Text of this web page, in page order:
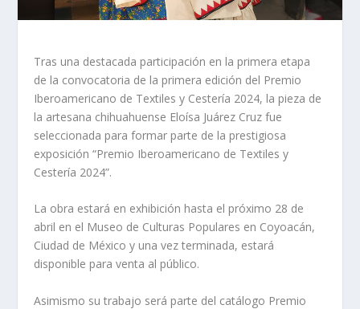
Tras una destacada participación en la primera etapa
de la convocatoria de la primera edición del Premio
Iberoamericano de Textiles y Cestería 2024, la pieza de
la artesana chihuahuense Eloísa Juárez Cruz fue
seleccionada para formar parte de la prestigiosa
exposición “Premio Iberoamericano de Textiles y
Cestería 2024”.
La obra estará en exhibición hasta el próximo 28 de
abril en el Museo de Culturas Populares en Coyoacán,
Ciudad de México y una vez terminada, estará
disponible para venta al público.
Asimismo su trabajo será parte del catálogo Premio